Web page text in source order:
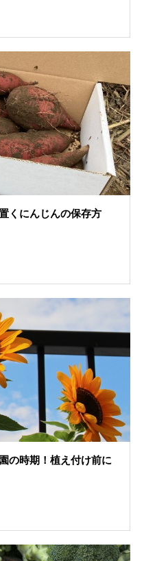
くにんじんの保存方
の時期！植え付け前に